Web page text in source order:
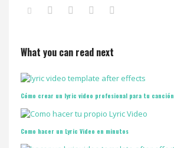
What you can read next
Cómo crear un lyric video profesional para tu canción
Como hacer un Lyric Video en minutos